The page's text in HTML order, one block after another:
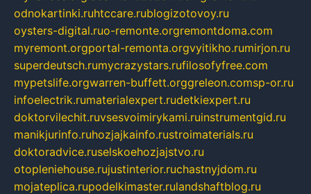
odnokartinki.ruhtccare.rublogizotovoy.ru
oysters-digital.ruo-remonte.orgremontdoma.com
myremont.orgportal-remonta.orgvyitikho.rumirjon.ru
superdeutsch.rumycrazystars.rufilosofyfree.com
mypetslife.orgwarren-buffett.orggreleon.comsp-or.ru
infoelectrik.rumaterialexpert.rudetkiexpert.ru
doktorvilechit.ruvsesvoimirykami.ruinstrumentgid.ru
manikjurinfo.ruhozjajkainfo.rustroimaterials.ru
doktoradvice.ruselskoehozjajstvo.ru
otopleniehouse.rujustinterior.ruchastnyjdom.ru
mojateplica.rupodelkimaster.rulandshaftblog.ru